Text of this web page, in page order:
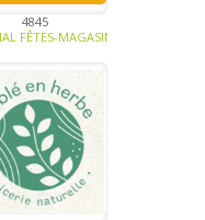
PLANTE AROMATIQUE - EPICE-
4845
FÊTES-MAGASINS ET HORECA-